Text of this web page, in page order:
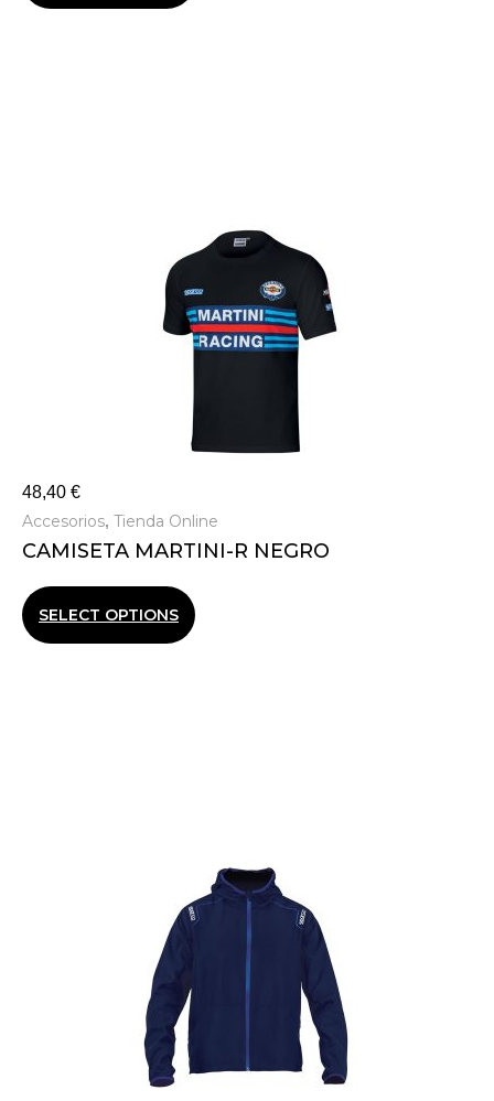
48,40 €
Accesorios, Tienda Online
CAMISETA MARTINI-R NEGRO
SELECT OPTIONS